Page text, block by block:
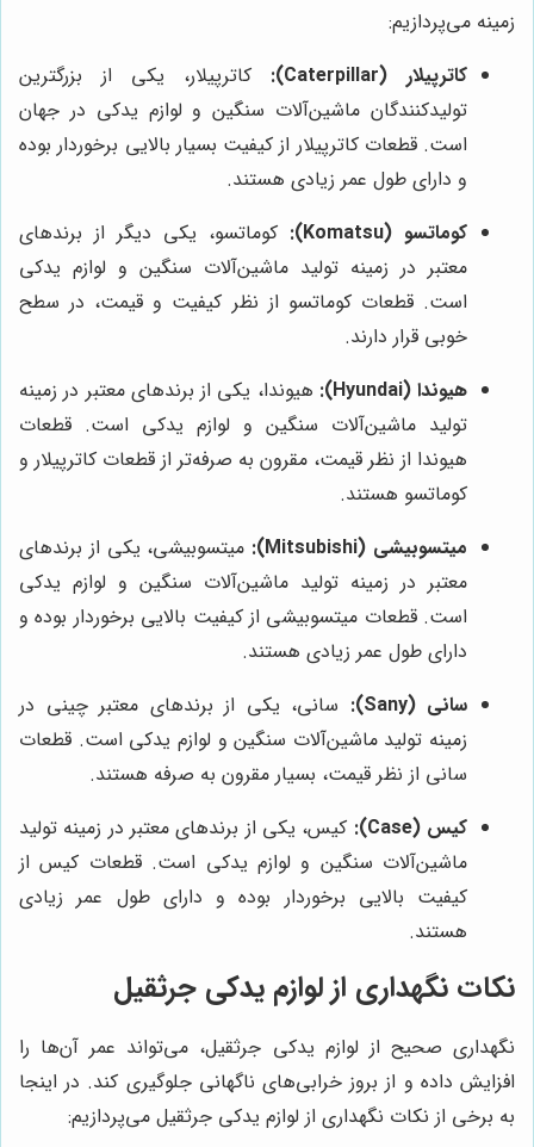
زمینه می‌پردازیم:
کاترپیلار (Caterpillar):
کاترپیلار، یکی از بزرگترین
تولیدکنندگان ماشین‌آلات سنگین و لوازم یدکی در جهان
است. قطعات کاترپیلار از کیفیت بسیار بالایی برخوردار بوده
و دارای طول عمر زیادی هستند.
کوماتسو (Komatsu):
کوماتسو، یکی دیگر از برندهای
معتبر در زمینه تولید ماشین‌آلات سنگین و لوازم یدکی
است. قطعات کوماتسو از نظر کیفیت و قیمت، در سطح
خوبی قرار دارند.
هیوندا (Hyundai):
هیوندا، یکی از برندهای معتبر در زمینه
تولید ماشین‌آلات سنگین و لوازم یدکی است. قطعات
هیوندا از نظر قیمت، مقرون به صرفه‌تر از قطعات کاترپیلار و
کوماتسو هستند.
میتسوبیشی (Mitsubishi):
میتسوبیشی، یکی از برندهای
معتبر در زمینه تولید ماشین‌آلات سنگین و لوازم یدکی
است. قطعات میتسوبیشی از کیفیت بالایی برخوردار بوده و
دارای طول عمر زیادی هستند.
سانی (Sany):
سانی، یکی از برندهای معتبر چینی در
زمینه تولید ماشین‌آلات سنگین و لوازم یدکی است. قطعات
سانی از نظر قیمت، بسیار مقرون به صرفه هستند.
کیس (Case):
کیس، یکی از برندهای معتبر در زمینه تولید
ماشین‌آلات سنگین و لوازم یدکی است. قطعات کیس از
کیفیت بالایی برخوردار بوده و دارای طول عمر زیادی
هستند.
نکات نگهداری از لوازم یدکی جرثقیل
نگهداری صحیح از لوازم یدکی جرثقیل، می‌تواند عمر آن‌ها را
افزایش داده و از بروز خرابی‌های ناگهانی جلوگیری کند. در اینجا
به برخی از نکات نگهداری از لوازم یدکی جرثقیل می‌پردازیم: